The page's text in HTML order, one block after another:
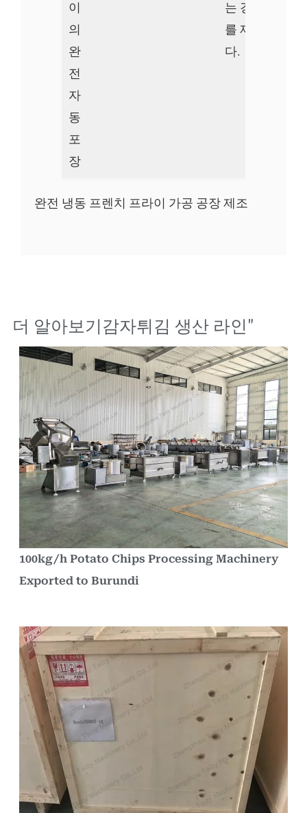
이
의
완
전
자
동
포
장
는 경우 맞춤
를 제공할 수
다.
완전 냉동 프렌치 프라이 가공 공장 제조
더 알아보기감자튀김 생산 라인"
100kg/h Potato Chips Processing Machinery
Exported to Burundi